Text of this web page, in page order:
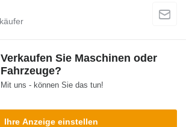
Verkaufen Sie Maschinen oder
Fahrzeuge?
Mit uns - können Sie das tun!
Ihre Anzeige einstellen